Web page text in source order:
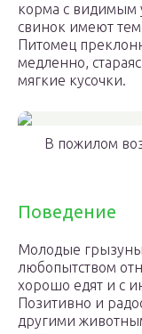
корма с видимым
свинок имеют
Питомец
медленно,
мягкие кусочки.
В пожилом
Поведение
Молодые
любопытством
хорошо едят и с
Позитивно и
другими